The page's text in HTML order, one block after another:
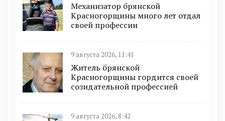
Механизатор брянской
Красногорщины много лет отдал
своей профессии
9 августа 2026, 11:41
Житель брянской
Красногорщины гордится своей
созидательной профессией
9 августа 2026, 8:42